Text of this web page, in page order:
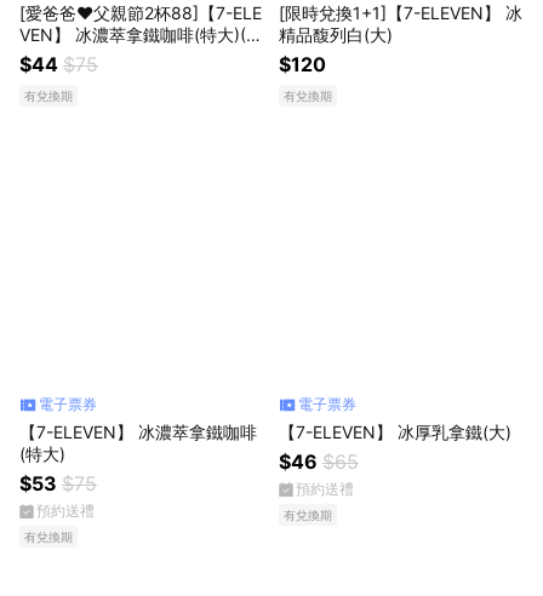
[愛爸爸♥父親節2杯88]【7-ELE
VEN】 冰濃萃拿鐵咖啡(特大)(1
杯$44/1組$88，最低購買2杯)
$44 $75
有兌換期
[限時兌換1+1]【7-ELEVEN】 冰
精品馥列白(大)
$120
有兌換期
電子票券
【7-ELEVEN】 冰濃萃拿鐵咖啡
(特大)
$53 $75
預約送禮
有兌換期
電子票券
【7-ELEVEN】 冰厚乳拿鐵(大)
$46 $65
預約送禮
有兌換期